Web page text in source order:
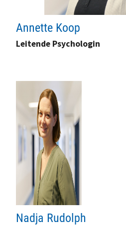
Annette Koop
Leitende Psychologin
Nadja Rudolph